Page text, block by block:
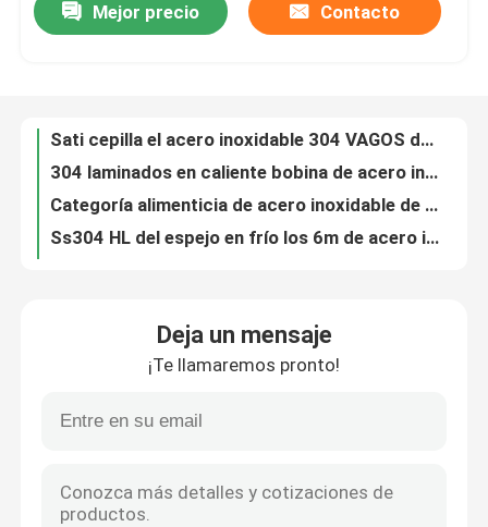
Sobre nosotros
Control de calidad
Contacto los E.E.U.U.
hoja inoxidable de la placa de acero
Mejor precio Contacto
Bobina de acero inoxidable en frío 316L 409 316 VAGOS 2B 800m m
Bobina de acero inoxidable 316 de ASTM AiSi JIS 410 430 Inox 201 1000m m
metal de soldadura de acero inoxidable de la bobina de la tira de 304N 310S 100m m
Metal de acero inoxidable 2000m m de la bobina 301L de Aisi 304 en frío
Deja un mensaje
¡Te llamaremos pronto!